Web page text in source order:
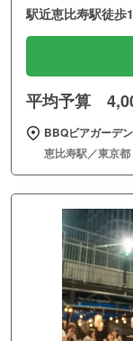
駅近恵比寿駅徒歩
平均予算
BBQビアガーデ
恵比寿駅／東京都